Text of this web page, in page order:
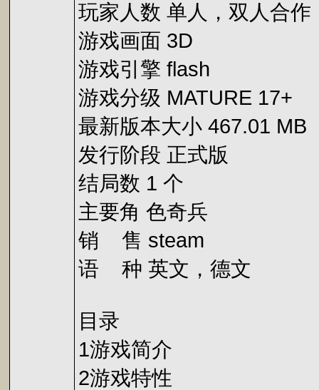
玩家人数 单人，双人合作
游戏画面 3D
游戏引擎 flash
游戏分级 MATURE 17+
最新版本大小 467.01 MB
发行阶段 正式版
结局数 1 个
主要角 色奇兵
销 售 steam
语 种 英文，德文
目录
1游戏简介
2游戏特性